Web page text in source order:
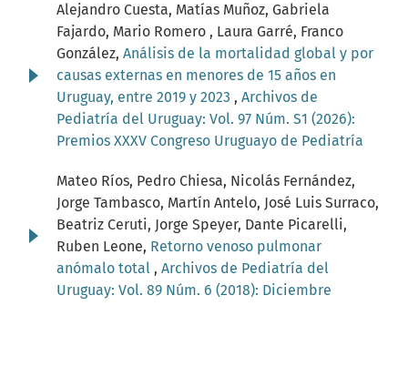
Alejandro Cuesta, Matías Muñoz, Gabriela
Fajardo, Mario Romero , Laura Garré, Franco
González, Análisis de la mortalidad global y por
causas externas en menores de 15 años en
Uruguay, entre 2019 y 2023 , Archivos de
Pediatría del Uruguay: Vol. 97 Núm. S1 (2026):
Premios XXXV Congreso Uruguayo de Pediatría
Mateo Ríos, Pedro Chiesa, Nicolás Fernández,
Jorge Tambasco, Martín Antelo, José Luis Surraco,
Beatriz Ceruti, Jorge Speyer, Dante Picarelli,
Ruben Leone, Retorno venoso pulmonar
anómalo total , Archivos de Pediatría del
Uruguay: Vol. 89 Núm. 6 (2018): Diciembre